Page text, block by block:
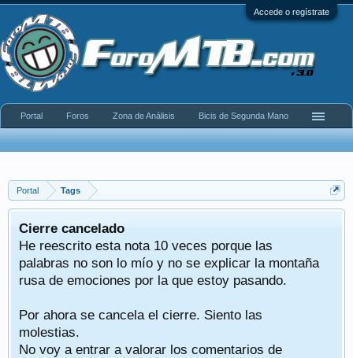
Accede o regístrate
Portal Tags
Cierre cancelado
He reescrito esta nota 10 veces porque las
palabras no son lo mío y no se explicar la montaña
rusa de emociones por la que estoy pasando.
Por ahora se cancela el cierre. Siento las
molestias.
No voy a entrar a valorar los comentarios de
Portal Foros Zona de Análisis Bicis de Segunda Mano